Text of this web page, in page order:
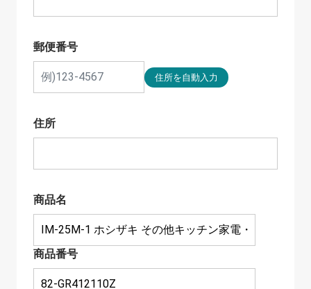
郵便番号
住所
商品名
商品番号